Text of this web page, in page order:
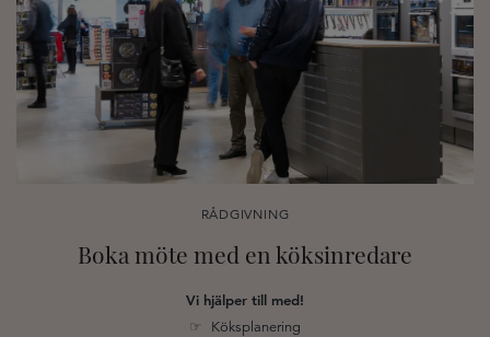
RÅDGIVNING
Boka möte med en köksinredare
Vi hjälper till med!
☞ Köksplanering